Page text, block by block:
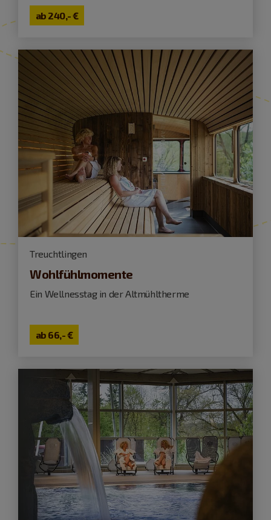
ab 240,- €
Treuchtlingen
Wohlfühlmomente
Ein Wellnesstag in der Altmühltherme
ab 66,- €